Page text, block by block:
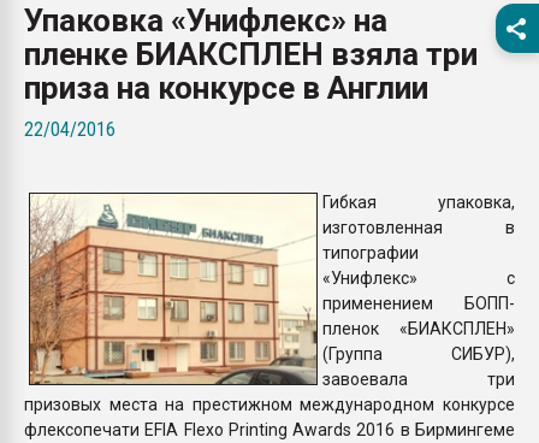
28.07.2026
ситуацией на
Всё, что касается
Упаковка «Унифлекс» на
пленке БИАКСПЛЕН взяла три
приза на конкурсе в Англии
22/04/2016
Гибкая упаковка,
изготовленная в
типографии
«Унифлекс» с
применением БОПП-
пленок «БИАКСПЛЕН»
(Группа СИБУР),
завоевала три
призовых места на престижном международном конкурсе
флексопечати EFIA Flexo Printing Awards 2016 в Бирмингеме